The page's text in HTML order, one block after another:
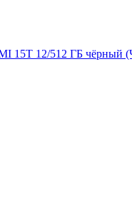
15T 12/512 ГБ чёрный